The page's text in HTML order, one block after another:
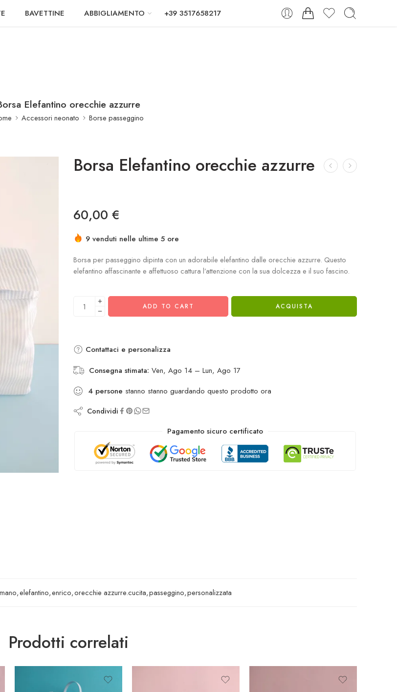
BAVETTINE ABBIGLIAMENTO +39 3517658217
Elefantino orecchie azzurre
Accessori neonato Borse passeggino
Borsa Elefantino orecchie azzurre
60,00 €
9 venduti nelle ultime 5 ore
Borsa per passeggino dipinta con un adorabile elefantino dalle orecchie azzurre. Questo
elefantino affascinante e affettuoso cattura l’attenzione con la sua dolcezza e il suo fascino.
ADD TO CART ACQUISTA
Contattaci e personalizza
Consegna stimata: Ven, Ago 14 – Lun, Ago 17
4 persone stanno stanno guardando questo prodotto ora
Condividi
Pagamento sicuro certificato
,elefantino,enrico,orecchie azzurre.cucita,passeggino,personalizzata
Prodotti correlati